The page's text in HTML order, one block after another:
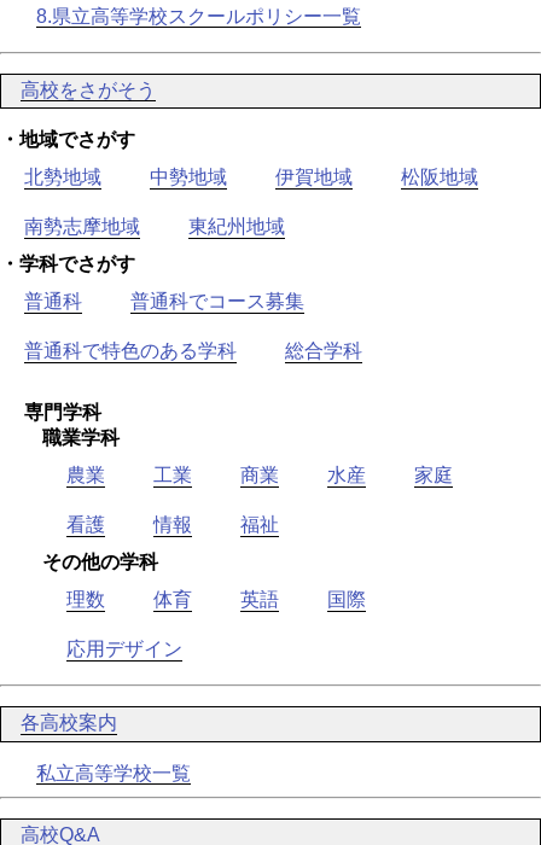
8.県立高等学校スクールポリシー一覧
高校をさがそう
・地域でさがす
北勢地域
中勢地域 伊賀地域 松阪地域
南勢志摩地域
東紀州地域
・学科でさがす
普通科
普通科でコース募集
普通科で特色のある学科 総合学科
専門学科
職業学科
農業
工業 商業 水産 家庭
看護 情報
福祉
その他の学科
理数
体育 英語 国際
応用デザイン
各高校案内
私立高等学校一覧
高校Q&A